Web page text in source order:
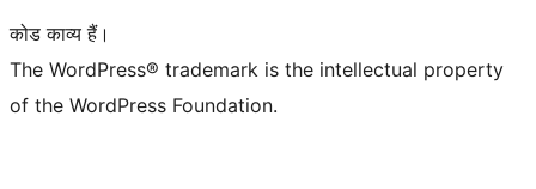
कोड काव्य हैं।
The WordPress® trademark is the intellectual property
of the WordPress Foundation.